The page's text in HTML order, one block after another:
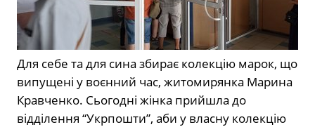
Для себе та для сина збирає колекцію марок, що
випущені у воєнний час, житомирянка Марина
Кравченко. Сьогодні жінка прийшла до
відділення “Укрпошти”, аби у власну колекцію